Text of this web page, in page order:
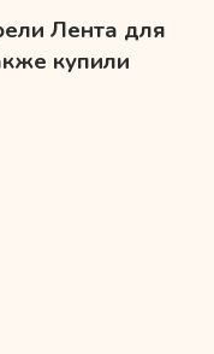
Лента для
купили